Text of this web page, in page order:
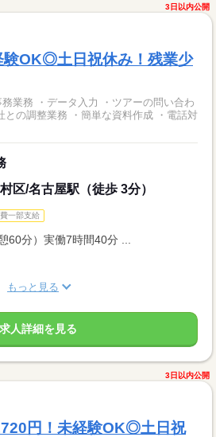
3日以内公開
験OK◎土日祝休み！残業少
の問い合わ
との調整業務 ・簡単な資料作成 ・電話対
区/名古屋駅（徒歩 3分）
一部支給
60分）実働7時間40分 ...
もっと見る
求人詳細を見る
3日以内公開
円！未経験OK◎土日祝